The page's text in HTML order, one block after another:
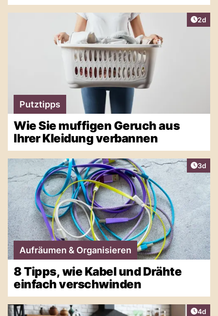
2d
Putztipps
Wie Sie muffigen Geruch aus
Ihrer Kleidung verbannen
3d
Aufräumen & Organisieren
8 Tipps, wie Kabel und Drähte
einfach verschwinden
4d